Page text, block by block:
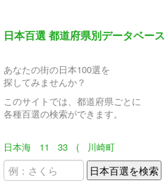
日本百選 都道府県別データベース
あなたの街の日本100選を
探してみませんか？
このサイトでは、都道府県ごとに
各種百選の検索ができます。
日本海 11 33 ( 川崎町